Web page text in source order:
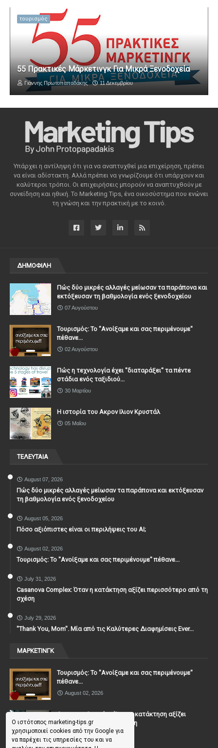
Ο ιστότοπος marketing-tips.gr
χρησιμοποιεί cookies από την Google για
να παρέχει τις υπηρεσίες του και να
τουρισμός
55 Πρακτικές Μάρκετινγκ Για Μικρά Ξενοδοχεία
Γιάννης Πρωτοπαπαδάκης 11 Δεκεμβρίου
Υπάρχει η αντίληψη ότι για να αναπτυχθεί μια επιχείρηση, πρέπει
να είναι αδίστακτη. Αλλά πρέπει να γνωρίζουμε ότι υπάρχουν και
καλύτεροι τρόποι. Οι επιχειρήσεις μπορούν να αναπτυχθούν με
συνείδηση ​​και ηθική. Το Marketing Tips, ένα οικοσύστημα που ενώνει
τη γνώση και την πρακτική με το κοινό.
ΔΗΜΟΦΙΛΗ
Πώς δύο μικρές αλλαγές μείωσαν τα παράπονα και
εκτόξευσαν τη βαθμολογία ενός ξενοδοχείου
07 Αυγούστου
Τουρισμός: Το "Ανοίξαμε και σας περιμένουμε"
πέθανε...
02 Αυγούστου
Πώς η τεχνολογία έχει ''διαταράξει'' τα πέντε
στάδια ενός ταξιδιού...
30 Μαρτίου
Η ιστορία του Ακρον Ιλιον Κρυστάλ
05 Μαΐου
ΤΕΛΕΥΤΑΙΑ
August 07, 2026
Πώς δύο μικρές αλλαγές μείωσαν τα παράπονα και εκτόξευσαν
τη βαθμολογία ενός ξενοδοχείου
August 05, 2026
Πόσο αξιόπιστες είναι οι περιλήψεις του ΑΙ;
August 02, 2026
Τουρισμός: Το "Ανοίξαμε και σας περιμένουμε" πέθανε...
July 31, 2026
Casanova Complex: Όταν η κατάκτηση αξίζει περισσότερο από τη
σχέση
July 29, 2026
"Thank You, Mοm". Μία από τις Καλύτερες Διαφημίσεις Ever...
ΜΑΡΚΕΤΙΝΓΚ
Τουρισμός: Το "Ανοίξαμε και σας περιμένουμε"
πέθανε...
August 02, 2026
Casanova Complex: Όταν η κατάκτηση αξίζει
περισσότερο από τη σχέση
July 31, 2026